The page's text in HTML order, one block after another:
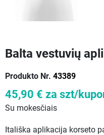
Balta vestuvių
Produkto Nr. 43389
45,90 € za szt/
Su mokesčiais
Itališka aplikacija korseto